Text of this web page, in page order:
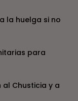
la huelga si no
para
al Chusticia y a